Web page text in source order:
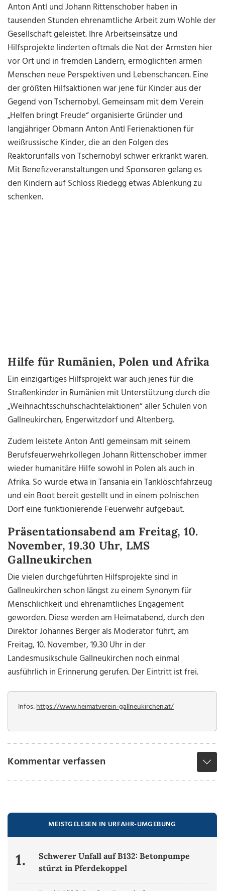
Anton Antl und Johann Rittenschober haben in
tausenden Stunden ehrenamtliche Arbeit zum Wohle der
Gesellschaft geleistet. Ihre Arbeitseinsätze und
Hilfsprojekte linderten oftmals die Not der Ärmsten hier
vor Ort und in fremden Ländern, ermöglichten armen
Menschen neue Perspektiven und Lebenschancen. Eine
der größten Hilfsaktionen war jene für Kinder aus der
Gegend von Tschernobyl. Gemeinsam mit dem Verein
„Helfen bringt Freude“ organisierte Gründer und
langjähriger Obmann Anton Antl Ferienaktionen für
weißrussische Kinder, die an den Folgen des
Reaktorunfalls von Tschernobyl schwer erkrankt waren.
Mit Benefizveranstaltungen und Sponsoren gelang es
den Kindern auf Schloss Riedegg etwas Ablenkung zu
schenken.
Hilfe für Rumänien, Polen und Afrika
Ein einzigartiges Hilfsprojekt war auch jenes für die
Straßenkinder in Rumänien mit Unterstützung durch die
„Weihnachtsschuhschachtelaktionen“ aller Schulen von
Gallneukirchen, Engerwitzdorf und Altenberg.
Zudem leistete Anton Antl gemeinsam mit seinem
Berufsfeuerwehrkollegen Johann Rittenschober immer
wieder humanitäre Hilfe sowohl in Polen als auch in
Afrika. So wurde etwa in Tansania ein Tanklöschfahrzeug
und ein Boot bereit gestellt und in einem polnischen
Dorf eine funktionierende Feuerwehr aufgebaut.
Präsentationsabend am Freitag, 10.
November, 19.30 Uhr, LMS
Gallneukirchen
Die vielen durchgeführten Hilfsprojekte sind in
Gallneukirchen schon längst zu einem Synonym für
Menschlichkeit und ehrenamtliches Engagement
geworden. Diese werden am Heimatabend, durch den
Direktor Johannes Berger als Moderator führt, am
Freitag, 10. November, 19.30 Uhr in der
Landesmusikschule Gallneukirchen noch einmal
ausführlich in Erinnerung gerufen. Der Eintritt ist frei.
Infos:https://www.heimatverein-gallneukirchen.at/
Kommentar verfassen
MEISTGELESEN IN URFAHR-UMGEBUNG
1.
Schwerer Unfall auf B132: Betonpumpe
stürzt in Pferdekoppel